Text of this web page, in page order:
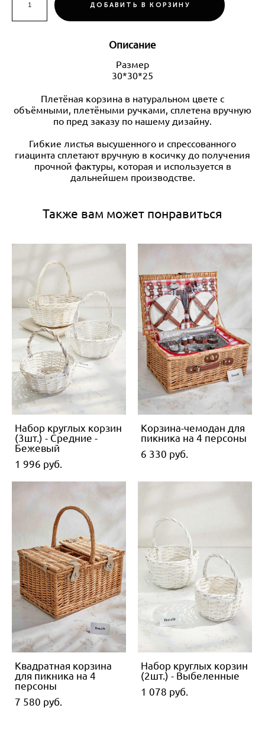
ДОБАВИТЬ В КОРЗИНУ
Описание
Размер
30*30*25
Плетёная корзина в натуральном цвете с
объёмными, плетёными ручками, сплетена вручную
по пред заказу по нашему дизайну.
Гибкие листья высушенного и спрессованного
гиацинта сплетают вручную в косичку до получения
прочной фактуры, которая и используется в
дальнейшем производстве.
Также вам может понравиться
Набор круглых корзин
(3шт.) - Средние -
Бежевый
1 996 pуб.
Корзина-чемодан для
пикника на 4 персоны
6 330 pуб.
Квадратная корзина
для пикника на 4
персоны
7 580 pуб.
Набор круглых корзин
(2шт.) - Выбеленные
1 078 pуб.